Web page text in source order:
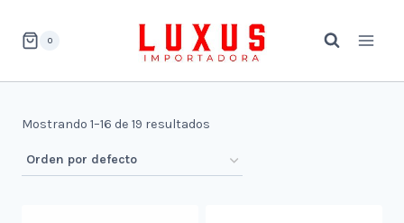
0
Mostrando 1–16 de 19 resultados